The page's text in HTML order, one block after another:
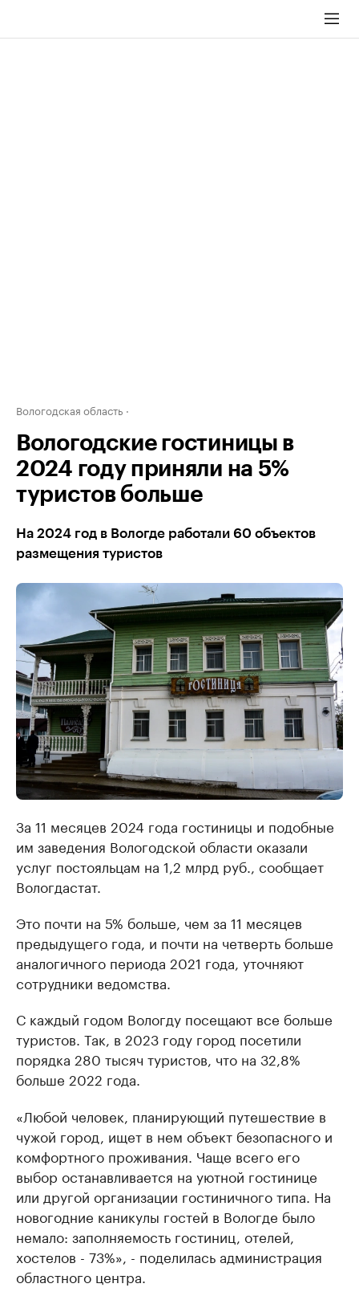
Вологодская область
Вологодские гостиницы в
2024 году приняли на 5%
туристов больше
На 2024 год в Вологде работали 60 объектов
размещения туристов
За 11 месяцев 2024 года гостиницы и подобные
им заведения Вологодской области оказали
услуг постояльцам на 1,2 млрд руб., сообщает
Вологдастат.
Это почти на 5% больше, чем за 11 месяцев
предыдущего года, и почти на четверть больше
аналогичного периода 2021 года, уточняют
сотрудники ведомства.
С каждый годом Вологду посещают все больше
туристов. Так, в 2023 году город посетили
порядка 280 тысяч туристов, что на 32,8%
больше 2022 года.
«Любой человек, планирующий путешествие в
чужой город, ищет в нем объект безопасного и
комфортного проживания. Чаще всего его
выбор останавливается на уютной гостинице
или другой организации гостиничного типа. На
новогодние каникулы гостей в Вологде было
немало: заполняемость гостиниц, отелей,
хостелов - 73%», - поделилась администрация
областного центра.